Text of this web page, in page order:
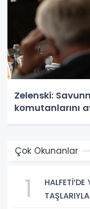
Zelenski:
komutanlarını
Çok Okunanlar
1